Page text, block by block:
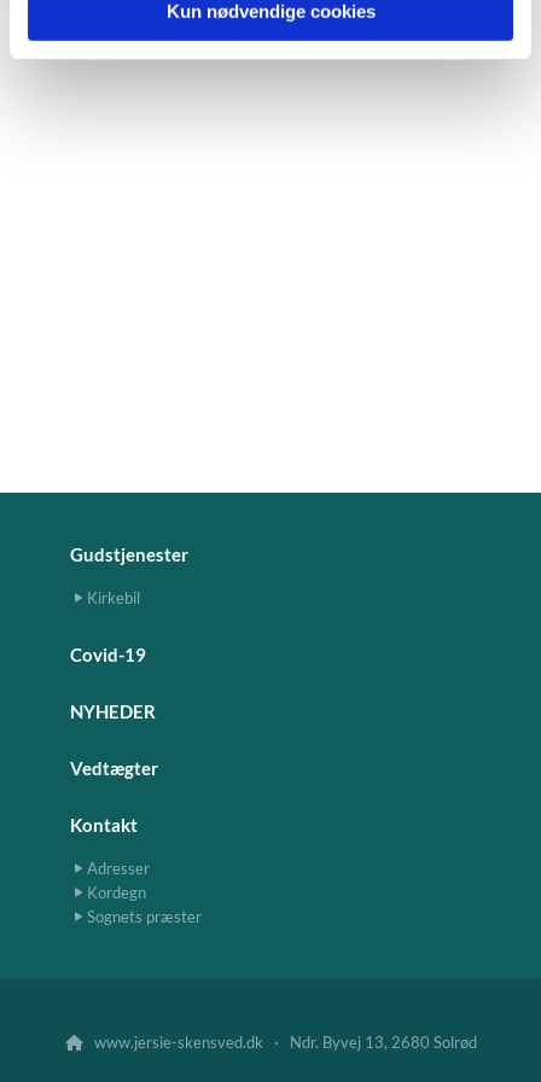
Kun nødvendige cookies
Gudstjenester
Kirkebil
Covid-19
NYHEDER
Vedtægter
Kontakt
Adresser
Kordegn
Sognets præster
www.jersie-skensved.dk · Ndr. Byvej 13, 2680 Solrød